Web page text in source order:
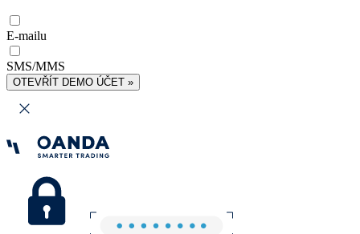
E-mailu
SMS/MMS
OTEVŘÍT DEMO ÚČET »